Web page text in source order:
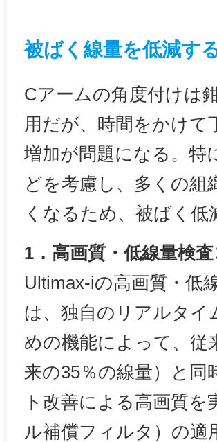
被ばく線量を低減す
Cアームの角度付けは
用だが、時間をかけて
増加が問題になる。特
どを考慮し、多くの組
くなるため、被ばく
1．高画質・低線量検
Ultimax-iの高画質・低
は、独自のリアルタイ
めの機能によって、従
来の35％の線量）と
ト改善による高画質
ル補償フィルタ）の適